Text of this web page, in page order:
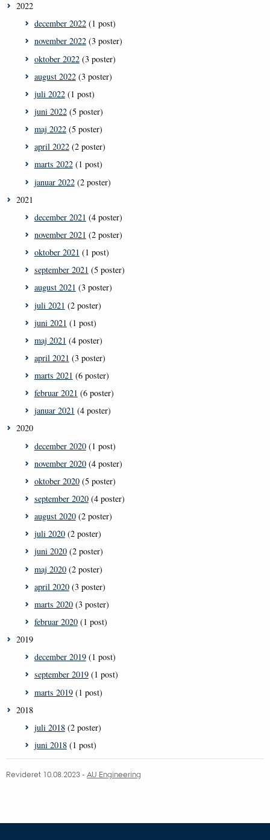
2022
december 2022(1 post)
november 2022(3 poster)
oktober 2022(3 poster)
august 2022(3 poster)
juli 2022(1 post)
juni 2022(5 poster)
maj 2022(5 poster)
april 2022(2 poster)
marts 2022(1 post)
januar 2022(2 poster)
2021
december 2021 (4 poster)
november 2021 (2 poster)
oktober 2021 (1 post)
september 2021 (5 poster)
august 2021 (3 poster)
juli 2021 (2 poster)
juni 2021 (1 post)
maj 2021 (4 poster)
april 2021 (3 poster)
marts 2021 (6 poster)
februar 2021 (6 poster)
januar 2021 (4 poster)
2020
december 2020(1 post)
november 2020(4 poster)
oktober 2020(5 poster)
september 2020(4 poster)
august 2020(2 poster)
juli 2020(2 poster)
juni 2020(2 poster)
maj 2020(2 poster)
april 2020(3 poster)
marts 2020(3 poster)
februar 2020(1 post)
2019
december 2019(1 post)
september 2019(1 post)
marts 2019(1 post)
2018
juli 2018(2 poster)
juni 2018(1 post)
Revideret 10.08.2023- AU Engineering